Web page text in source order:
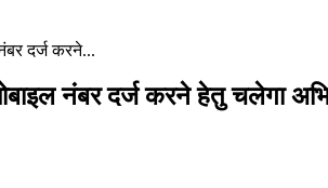
दर्ज करने...
नंबर दर्ज करने हेतु चलेगा